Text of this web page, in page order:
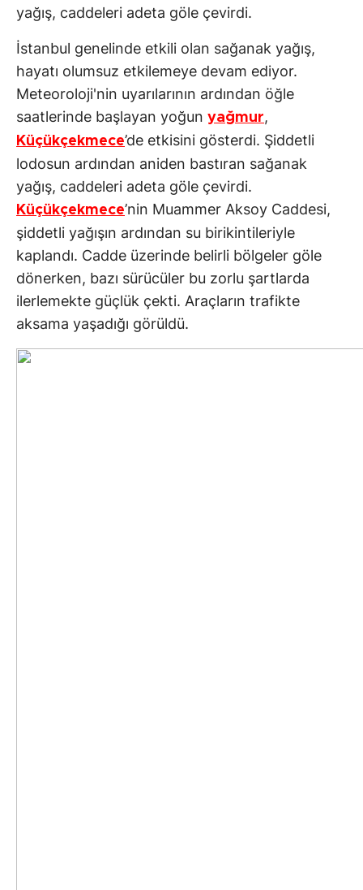
yağış, caddeleri adeta göle çevirdi.
İstanbul genelinde etkili olan sağanak yağış,
hayatı olumsuz etkilemeye devam ediyor.
Meteoroloji'nin uyarılarının ardından öğle
saatlerinde başlayan yoğun yağmur,
Küçükçekmece’de etkisini gösterdi. Şiddetli
lodosun ardından aniden bastıran sağanak
yağış, caddeleri adeta göle çevirdi.
Küçükçekmece’nin Muammer Aksoy Caddesi,
şiddetli yağışın ardından su birikintileriyle
kaplandı. Cadde üzerinde belirli bölgeler göle
dönerken, bazı sürücüler bu zorlu şartlarda
ilerlemekte güçlük çekti. Araçların trafikte
aksama yaşadığı görüldü.